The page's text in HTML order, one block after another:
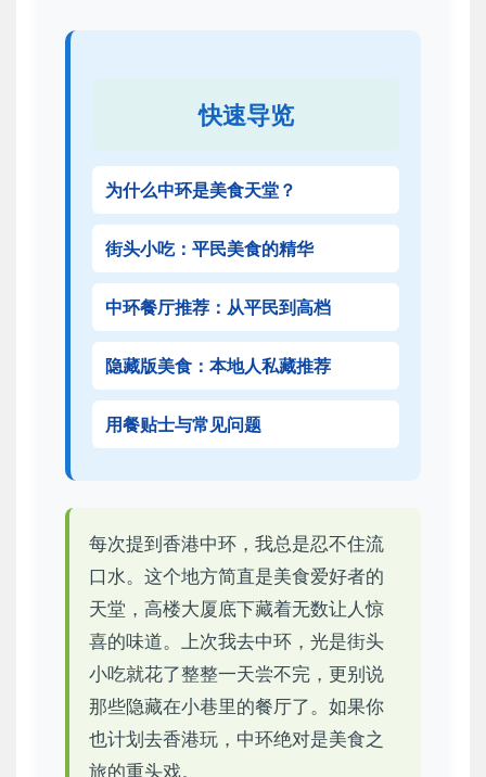
快速导览
为什么中环是美食天堂？
街头小吃：平民美食的精华
中环餐厅推荐：从平民到高档
隐藏版美食：本地人私藏推荐
用餐贴士与常见问题
每次提到香港中环，我总是忍不住流
口水。这个地方简直是美食爱好者的
天堂，高楼大厦底下藏着无数让人惊
喜的味道。上次我去中环，光是街头
小吃就花了整整一天尝不完，更别说
那些隐藏在小巷里的餐厅了。如果你
也计划去香港玩，中环绝对是美食之
旅的重头戏。